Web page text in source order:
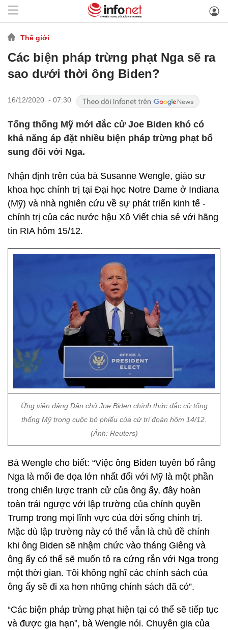
Thế giới
Các biện pháp trừng phạt Nga sẽ ra
sao dưới thời ông Biden?
16/12/2020 - 07:30
Tổng thống Mỹ mới đắc cử Joe Biden khó có
khả năng áp đặt nhiều biện pháp trừng phạt bổ
sung đối với Nga.
Nhận định trên của bà Susanne Wengle, giáo sư
khoa học chính trị tại Đại học Notre Dame ở Indiana
(Mỹ) và nhà nghiên cứu về sự phát triển kinh tế -
chính trị của các nước hậu Xô Viết chia sẻ với hãng
tin RIA hôm 15/12.
Ứng viên đảng Dân chủ Joe Biden chính thức đắc cử tổng
thống Mỹ trong cuộc bỏ phiếu của cử tri đoàn hôm 14/12.
(Ảnh: Reuters)
Bà Wengle cho biết: “Việc ông Biden tuyên bố rằng
Nga là mối đe dọa lớn nhất đối với Mỹ là một phần
trong chiến lược tranh cử của ông ấy, đây hoàn
toàn trái ngược với lập trường của chính quyền
Trump trong mọi lĩnh vực của đời sống chính trị.
Mặc dù lập trường này có thể vẫn là chủ đề chính
khi ông Biden sẽ nhậm chức vào tháng Giêng và
ông ấy có thể sẽ muốn tỏ ra cứng rắn với Nga trong
một thời gian. Tôi không nghĩ các chính sách của
ông ấy sẽ đi xa hơn những chính sách đã có”.
“Các biện pháp trừng phạt hiện tại có thể sẽ tiếp tục
và được gia hạn”, bà Wengle nói. Chuyên gia của